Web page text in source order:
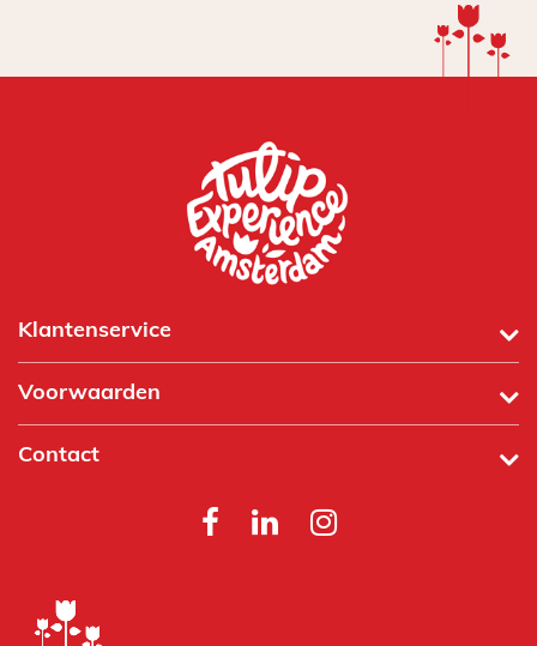
Klantenservice
Voorwaarden
Contact